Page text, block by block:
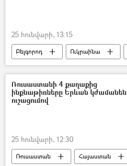
25 հունվարի, 13:15
Բելգորոդ Ուկրաինա
անօդաչու թռչող սարք (ԱԹՍ)
Ռուսաստանի 4 քաղաքից
ինքնաթիռները Երևան կժամանեն
ուշացումով
25 հունվարի, 12:30
Ռուսաստան
Հայաստան